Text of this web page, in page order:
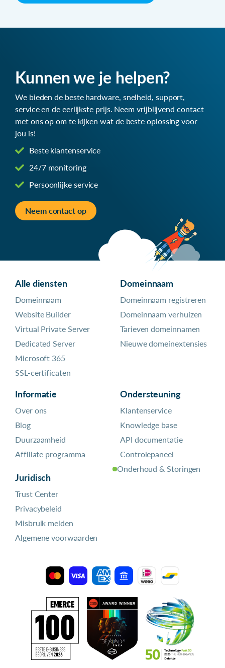
Kunnen we je helpen?
We bieden de beste hardware, snelheid, support,
service en de eerlijkste prijs. Neem vrijblijvend contact
met ons op om te kijken wat de beste oplossing voor
jou is!
Beste klantenservice
24/7 monitoring
Persoonlijke service
Neem contact op
Alle diensten
Domeinnaam
Website Builder
Virtual Private Server
Dedicated Server
Microsoft 365
SSL-certificaten
Domeinnaam
Domeinnaam registreren
Domeinnaam verhuizen
Tarieven domeinnamen
Nieuwe domeinextensies
Informatie
Over ons
Blog
Duurzaamheid
Affiliate programma
Juridisch
Trust Center
Privacybeleid
Misbruik melden
Algemene voorwaarden
Ondersteuning
Klantenservice
Knowledge base
API documentatie
Controlepaneel
Onderhoud & Storingen